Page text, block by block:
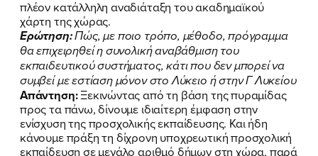
πλέον κατάλληλη αναδιάταξη του ακαδημαϊκού
χάρτη της χώρας.
Ερώτηση:Πώς, με ποιο τρόπο, μέθοδο, πρόγραμμα
θα επιχειρηθεί η συνολική αναβάθμιση του
εκπαιδευτικού συστήματος, κάτι που δεν μπορεί να
συμβεί με εστίαση μόνον στο Λύκειο ή στην Γ Λυκείου
Απάντηση:Ξεκινώντας από τη βάση της πυραμίδας
προς τα πάνω, δίνουμε ιδιαίτερη έμφαση στην
ενίσχυση της προσχολικής εκπαίδευσης. Και ήδη
κάνουμε πράξη τη δίχρονη υποχρεωτική προσχολική
εκπαίδευση σε μεγάλο αριθμό δήμων στη χώρα, παρά